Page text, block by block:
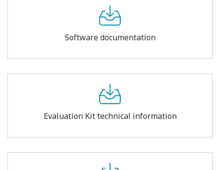
Software documentation
Evaluation Kit technical information